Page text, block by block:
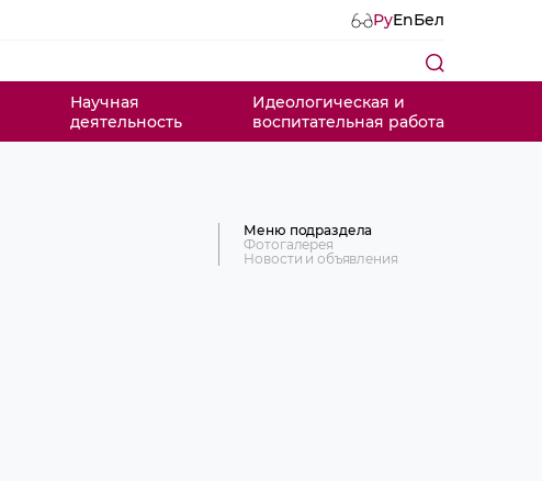
РуEnБел
Научная
деятельность
Идеологическая и
воспитательная работа
Меню подраздела
Фотогалерея
Новости и объявления